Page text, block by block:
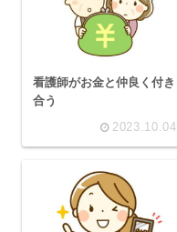
看護師がお金と仲良く付き
合う
2023.10.04